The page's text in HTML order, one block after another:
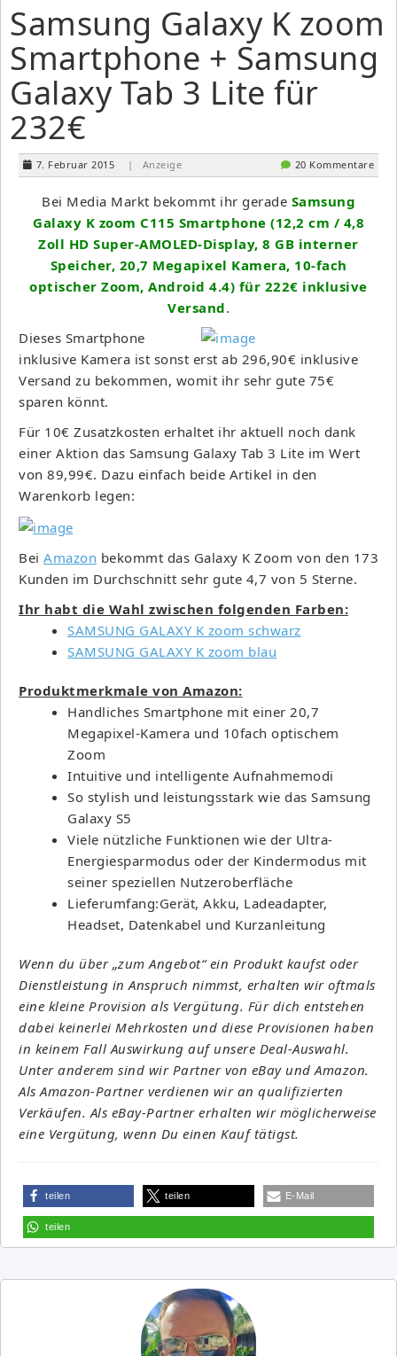
Samsung Galaxy K zoom
Smartphone + Samsung
Galaxy Tab 3 Lite für
232€
7. Februar 2015 | Anzeige 20 Kommentare
Bei Media Markt bekommt ihr gerade Samsung
Galaxy K zoom C115 Smartphone (12,2 cm / 4,8
Zoll HD Super-AMOLED-Display, 8 GB interner
Speicher, 20,7 Megapixel Kamera, 10-fach
optischer Zoom, Android 4.4) für 222€ inklusive
Versand.
Dieses Smartphone
inklusive Kamera ist sonst erst ab 296,90€ inklusive
Versand zu bekommen, womit ihr sehr gute 75€
sparen könnt.
Für 10€ Zusatzkosten erhaltet ihr aktuell noch dank
einer Aktion das Samsung Galaxy Tab 3 Lite im Wert
von 89,99€. Dazu einfach beide Artikel in den
Warenkorb legen:
Bei Amazon bekommt das Galaxy K Zoom von den 173
Kunden im Durchschnitt sehr gute 4,7 von 5 Sterne.
Ihr habt die Wahl zwischen folgenden Farben:
SAMSUNG GALAXY K zoom schwarz
SAMSUNG GALAXY K zoom blau
Produktmerkmale von Amazon:
Handliches Smartphone mit einer 20,7
Megapixel-Kamera und 10fach optischem
Zoom
Intuitive und intelligente Aufnahmemodi
So stylish und leistungsstark wie das Samsung
Galaxy S5
Viele nützliche Funktionen wie der Ultra-
Energiesparmodus oder der Kindermodus mit
seiner speziellen Nutzeroberfläche
Lieferumfang:Gerät, Akku, Ladeadapter,
Headset, Datenkabel und Kurzanleitung
Wenn du über „zum Angebot“ ein Produkt kaufst oder
Dienstleistung in Anspruch nimmst, erhalten wir oftmals
eine kleine Provision als Vergütung. Für dich entstehen
dabei keinerlei Mehrkosten und diese Provisionen haben
in keinem Fall Auswirkung auf unsere Deal-Auswahl.
Unter anderem sind wir Partner von eBay und Amazon.
Als Amazon-Partner verdienen wir an qualifizierten
Verkäufen. Als eBay-Partner erhalten wir möglicherweise
eine Vergütung, wenn Du einen Kauf tätigst.
teilen teilen E-Mail
teilen